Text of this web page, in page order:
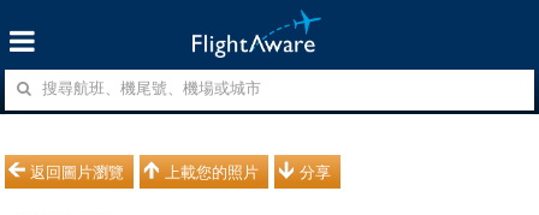
返回圖片瀏覽 上載您的照片 分享